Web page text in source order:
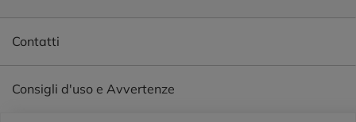
Contatti
Consigli d'uso e Avvertenze